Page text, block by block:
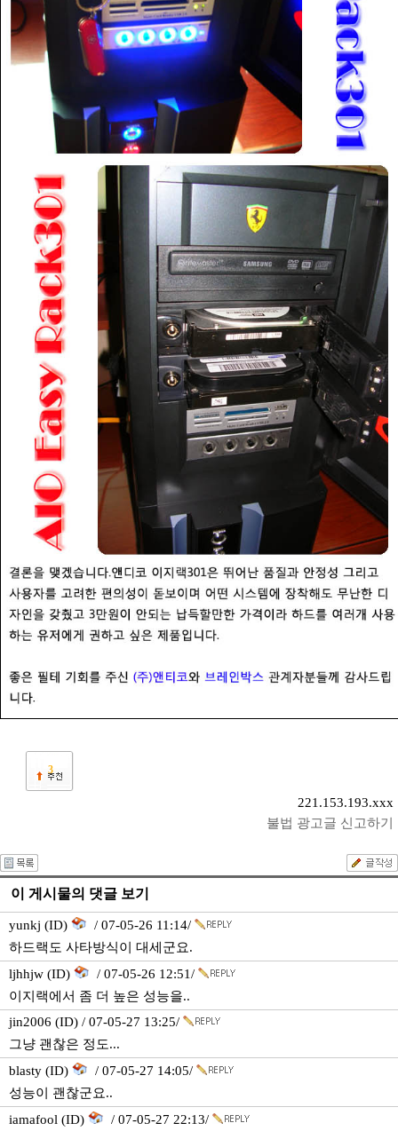
3
221.153.193.xxx
불법 광고글 신고하기
이 게시물의 댓글 보기
yunkj (ID)
/ 07-05-26 11:14/
하드랙도 사타방식이 대세군요.
ljhhjw (ID)
/ 07-05-26 12:51/
이지랙에서 좀 더 높은 성능을..
jin2006 (ID) / 07-05-27 13:25/
그냥 괜찮은 정도...
blasty (ID)
/ 07-05-27 14:05/
성능이 괜찮군요..
iamafool (ID)
/ 07-05-27 22:13/